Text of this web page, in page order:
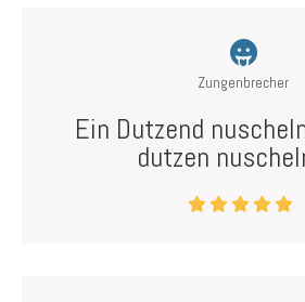
Zungenbrecher
Ein Dutzend
dutzen